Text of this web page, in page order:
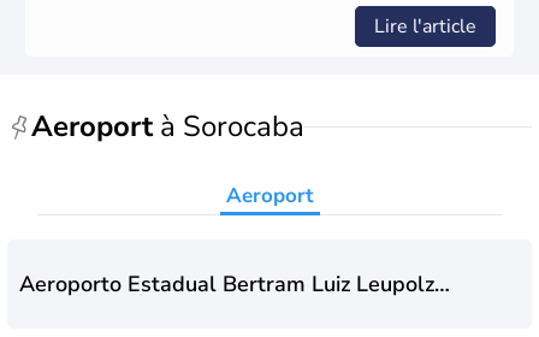
Lire l'article
Aeroportà Sorocaba
Aeroport
Aeroporto Estadual Bertram Luiz Leupolz -